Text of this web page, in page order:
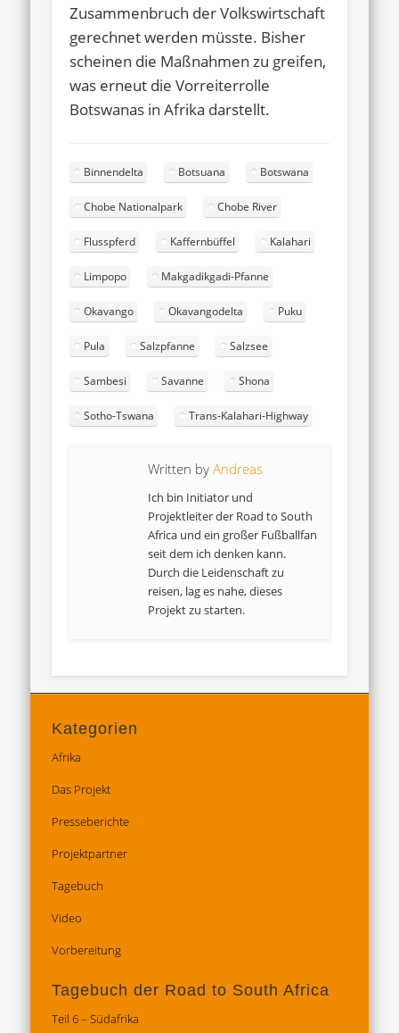
Zusammenbruch der Volkswirtschaft
gerechnet werden müsste. Bisher
scheinen die Maßnahmen zu greifen,
was erneut die Vorreiterrolle
Botswanas in Afrika darstellt.
Binnendelta Botsuana Botswana
Chobe Nationalpark Chobe River
Flusspferd Kaffernbüffel Kalahari
Limpopo Makgadikgadi-Pfanne
Okavango Okavangodelta Puku
Pula Salzpfanne Salzsee
Sambesi Savanne Shona
Sotho-Tswana Trans-Kalahari-Highway
Written byAndreas
Ich bin Initiator und
Projektleiter der Road to South
Africa und ein großer Fußballfan
seit dem ich denken kann.
Durch die Leidenschaft zu
reisen, lag es nahe, dieses
Projekt zu starten.
Kategorien
Afrika
Das Projekt
Presseberichte
Projektpartner
Tagebuch
Video
Vorbereitung
Tagebuch der Road to South Africa
Teil 6 – Südafrika